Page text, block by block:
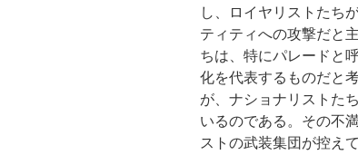
し、ロイヤリストたち
ティティへの攻撃だと
ちは、特にパレードと
化を代表するものだと
が、ナショナリストた
いるのである。その不
ストの武装集団が控え